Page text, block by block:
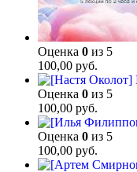
Оценка 0 из 5
100,00 руб.
Оценка 0 из 5
100,00 руб.
Оценка 0 из 5
100,00 руб.